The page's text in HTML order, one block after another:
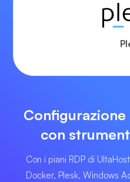
Configurazione
con
Con i piani RDP di
Docker, Plesk, Windows